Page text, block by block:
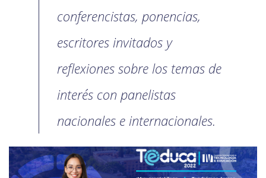
conferencistas, ponencias,
escritores invitados y
reflexiones sobre los temas de
interés con panelistas
nacionales e internacionales.